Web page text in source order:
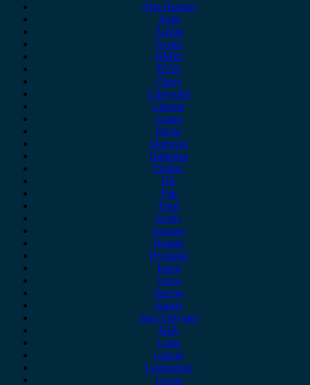
Alfa Romeo
Audi
Austin
Acura
BMW
BYD
Chery
Chevrolet
Citroen
Cupra
Dacia
Daewoo
Daihatsu
Dodge
DS
Fiat
Ford
Geely
Gonow
Honda
Hyundai
Isuzu
iveco
Jaecoo
Jaguar
Jeep Chrysler
KIA
Lada
Lancia
Leapmotor
Lexus